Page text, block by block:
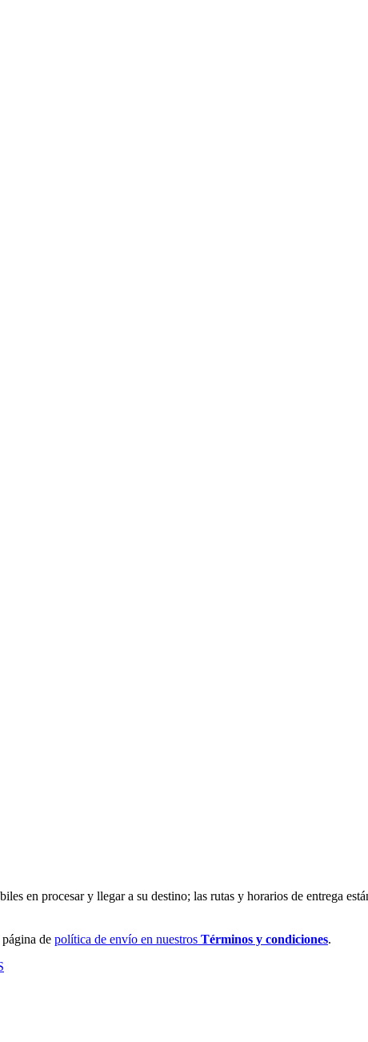
en procesar y llegar a su destino; las rutas y horarios de entrega
de política de envío en nuestros Términos y condiciones.